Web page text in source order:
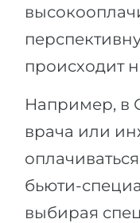
происходит
Например, в
врача или
бьюти-
выбирая